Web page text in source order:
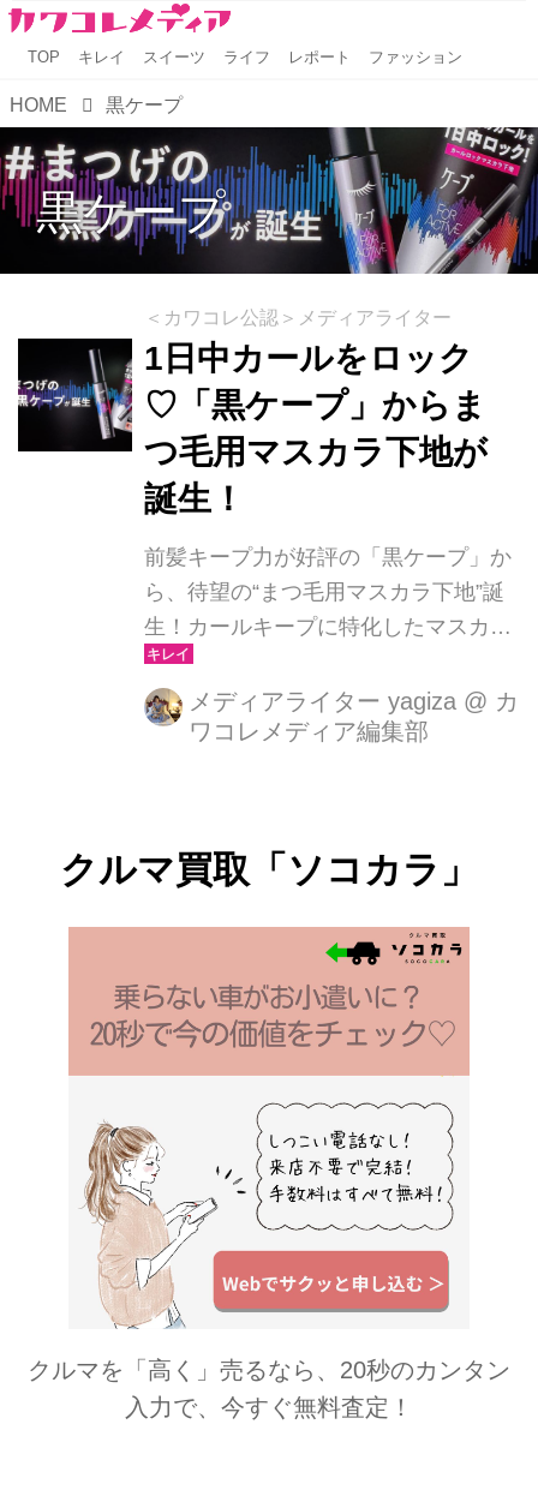
TOP キレイ スイーツ ライフ レポート ファッション
HOME 黒ケープ
黒ケープ
＜カワコレ公認＞メディアライター
1日中カールをロック
♡「黒ケープ」からま
つ毛用マスカラ下地が
誕生！
前髪キープ力が好評の「黒ケープ」か
ら、待望の“まつ毛用マスカラ下地”誕
生！カールキープに特化したマスカラ
下地『ケープ フォーアクティブ カー
ルロックマスカラ下地』が2025年4月
12日に発売されます。（一部取扱店で
ロック！湿気や時間の経過で下がりが
キープできる注目のアイテムです。
メディアライター yagiza @ カ
ワコレメディア編集部
クルマ買取「ソコカラ」
クルマを「高く」売るなら、20秒のカンタン
入力で、今すぐ無料査定！